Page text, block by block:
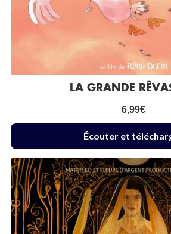
LA GRANDE
6,99€
Écouter et